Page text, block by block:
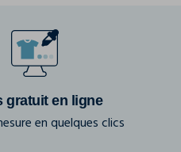
gratuit en ligne
en quelques clics